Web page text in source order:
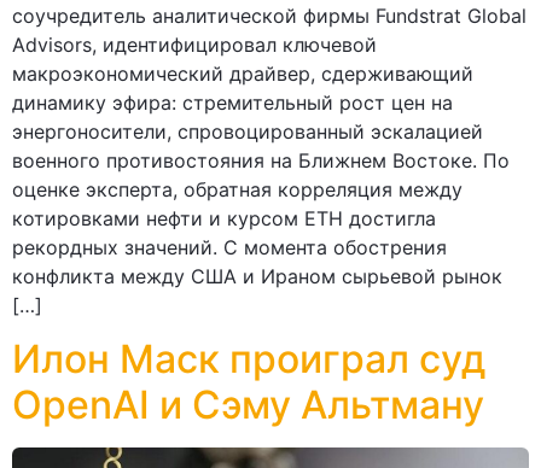
соучредитель аналитической фирмы Fundstrat Global
Advisors, идентифицировал ключевой
макроэкономический драйвер, сдерживающий
динамику эфира: стремительный рост цен на
энергоносители, спровоцированный эскалацией
военного противостояния на Ближнем Востоке. По
оценке эксперта, обратная корреляция между
котировками нефти и курсом ETH достигла
рекордных значений. С момента обострения
конфликта между США и Ираном сырьевой рынок
[…]
Илон Маск проиграл суд
OpenAI и Сэму Альтману